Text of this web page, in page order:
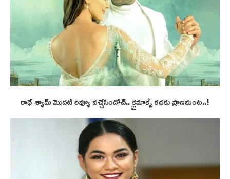
రాధే శ్యామ్ మొదటి రివ్యూ వచ్చేసిందోచ్.. క్లైమాక్సే కథకు ప్రాణమంట..!